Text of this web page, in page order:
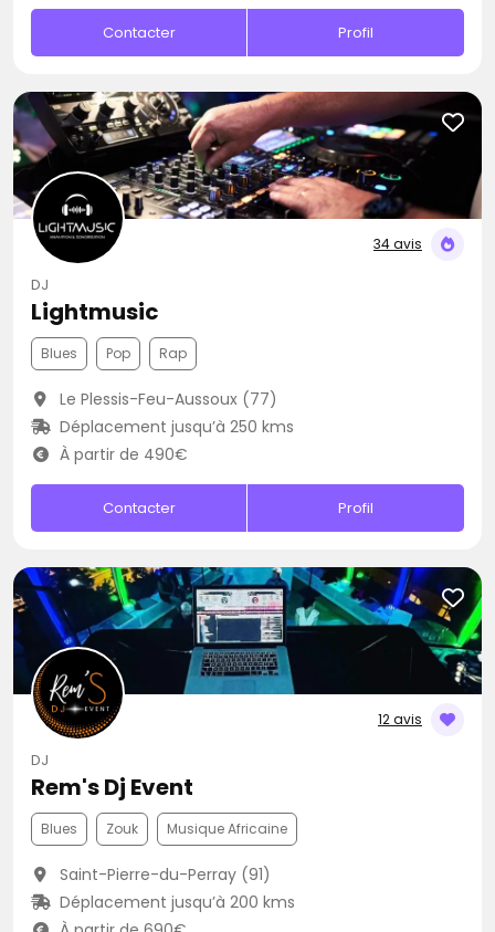
Contacter Profil
34 avis
DJ
Lightmusic
Blues Pop Rap
Le Plessis-Feu-Aussoux (77)
Déplacement jusqu’à 250 kms
À partir de 490€
Contacter Profil
12 avis
DJ
Rem's Dj Event
Blues Zouk Musique Africaine
Saint-Pierre-du-Perray (91)
Déplacement jusqu’à 200 kms